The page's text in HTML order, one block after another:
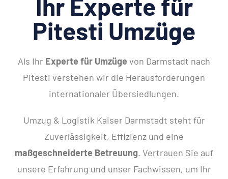
Ihr Experte für
Pitesti Umzüge
Als Ihr Experte für Umzüge von Darmstadt nach
Pitesti verstehen wir die Herausforderungen
internationaler Übersiedlungen.
Umzug & Logistik Kaiser Darmstadt steht für
Zuverlässigkeit, Effizienz und eine
maßgeschneiderte Betreuung. Vertrauen Sie auf
unsere Erfahrung und unser Fachwissen, um Ihr